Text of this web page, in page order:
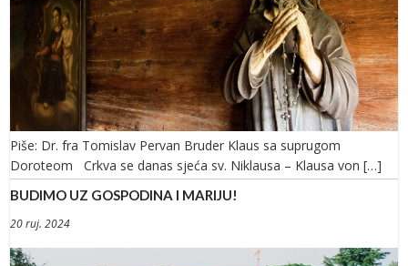
Piše: Dr. fra Tomislav Pervan Bruder Klaus sa suprugom
Doroteom Crkva se danas sjeća sv. Niklausa – Klausa von […]
BUDIMO UZ GOSPODINA I MARIJU!
20 ruj. 2024